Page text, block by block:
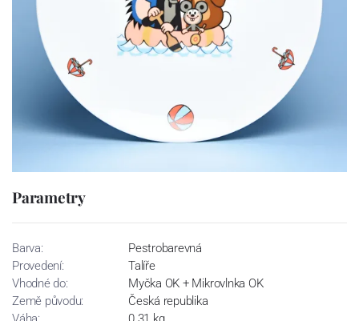
Parametry
Barva:
Pestrobarevná
Provedení:
Talíře
Vhodné do:
Myčka OK + Mikrovlnka OK
Země původu:
Česká republika